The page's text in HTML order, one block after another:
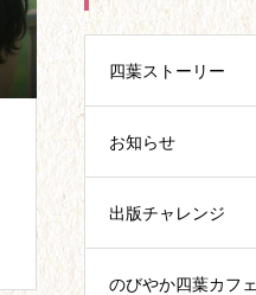
四葉ストーリー
お知らせ
出版チャレンジ
のびやか四葉カフェ